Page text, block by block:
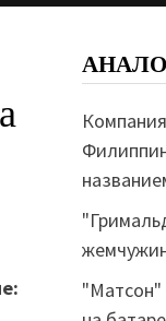
"Матсон"